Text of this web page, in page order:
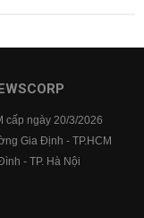
cấp ngày 20/3/2026
Gia Định - TP.HCM
- TP. Hà Nội